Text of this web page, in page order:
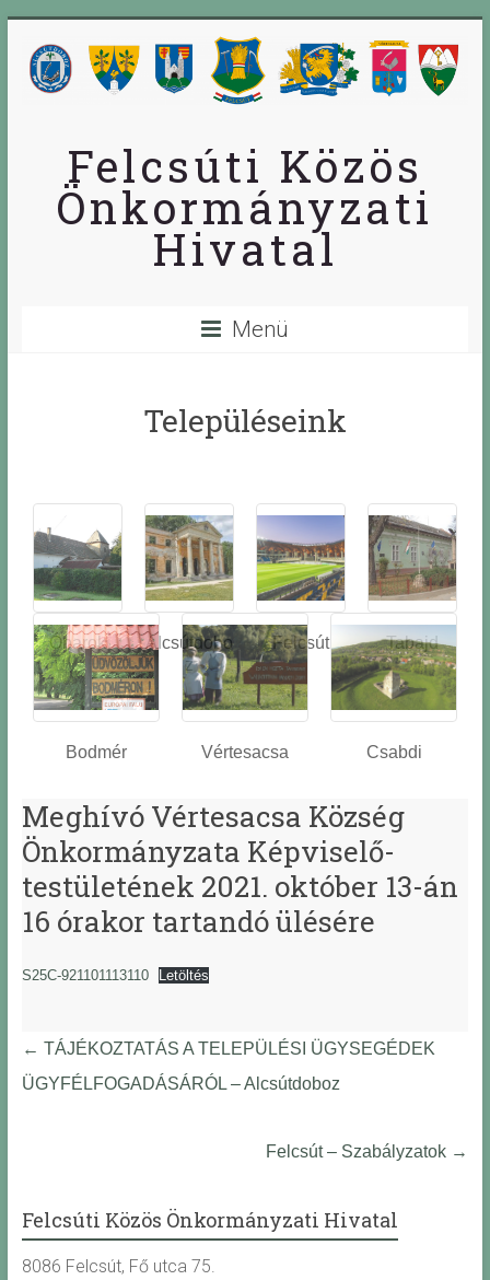
Felcsúti Közös
Önkormányzati
Hivatal
Menü
Településeink
Óbarok
Alcsútdobo
z
Felcsút Tabajd
Bodmér Vértesacsa Csabdi
Meghívó Vértesacsa Község
Önkormányzata Képviselő-
testületének 2021. október 13-án
16 órakor tartandó ülésére
S25C-921101113110 Letöltés
← TÁJÉKOZTATÁS A TELEPÜLÉSI ÜGYSEGÉDEK
ÜGYFÉLFOGADÁSÁRÓL – Alcsútdoboz
Felcsút – Szabályzatok →
Felcsúti Közös Önkormányzati Hivatal
8086 Felcsút, Fő utca 75.